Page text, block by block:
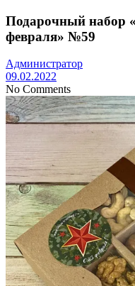
Подарочный набор
февраля» №59
Администратор
09.02.2022
No Comments